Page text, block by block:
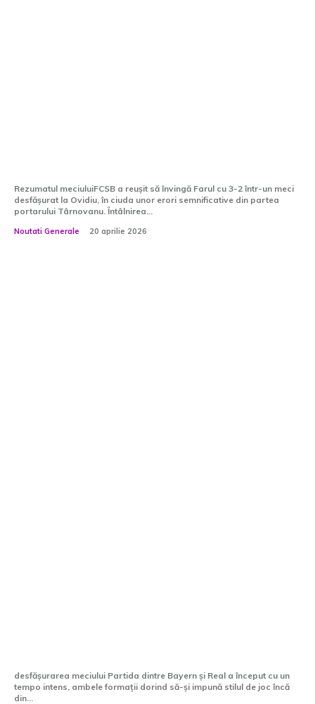
Rezumatul meciuluiFCSB a reușit să învingă Farul cu 3-2 într-un meci
desfășurat la Ovidiu, în ciuda unor erori semnificative din partea
portarului Târnovanu. Întâlnirea...
Noutati Generale 20 aprilie 2026
desfășurarea meciului Partida dintre Bayern și Real a început cu un
tempo intens, ambele formații dorind să-și impună stilul de joc încă
din...